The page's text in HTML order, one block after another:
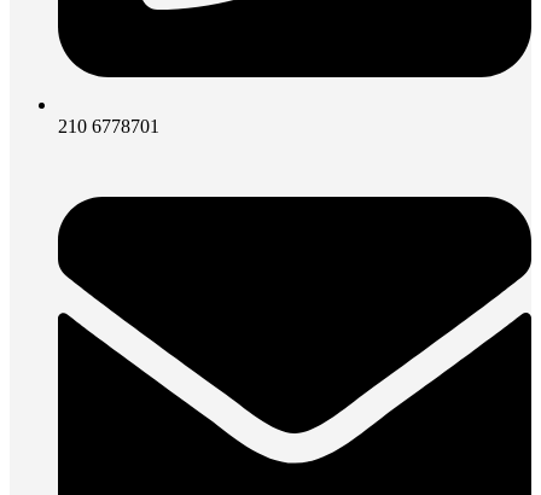
210 6778701